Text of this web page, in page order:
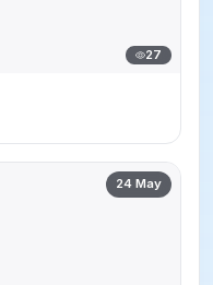
27
24 May